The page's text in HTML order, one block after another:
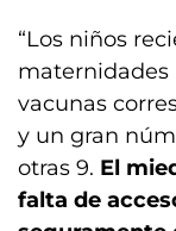
“Los niños
maternidades
vacunas
y un gran
otras 9. El
falta de